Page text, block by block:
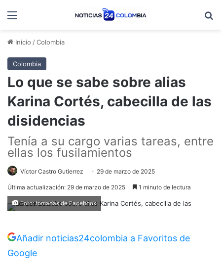
Menú
Inicio /Colombia
Colombia
Lo que se sabe sobre alias
Karina Cortés, cabecilla de las
disidencias
Tenía a su cargo varias tareas, entre
ellas los fusilamientos
Víctor Castro Gutierrez 29 de marzo de 2025
Última actualización: 29 de marzo de 2025 1 minuto de lectura
Foto: tomadas de Facebook
Añadir noticias24colombia a Favoritos de
Google